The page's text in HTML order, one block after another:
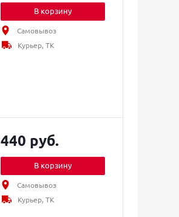
В корзину
Самовывоз
Курьер, ТК
440 руб.
В корзину
Самовывоз
Курьер, ТК